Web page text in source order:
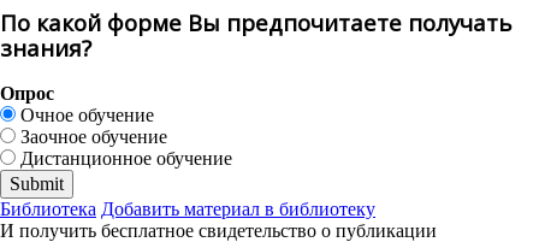
По какой форме Вы предпочитаете получать
знания?
Опрос
Очное обучение
Заочное обучение
Дистанционное обучение
Библиотека Добавить материал в библиотеку
И получить бесплатное свидетельство о публикации